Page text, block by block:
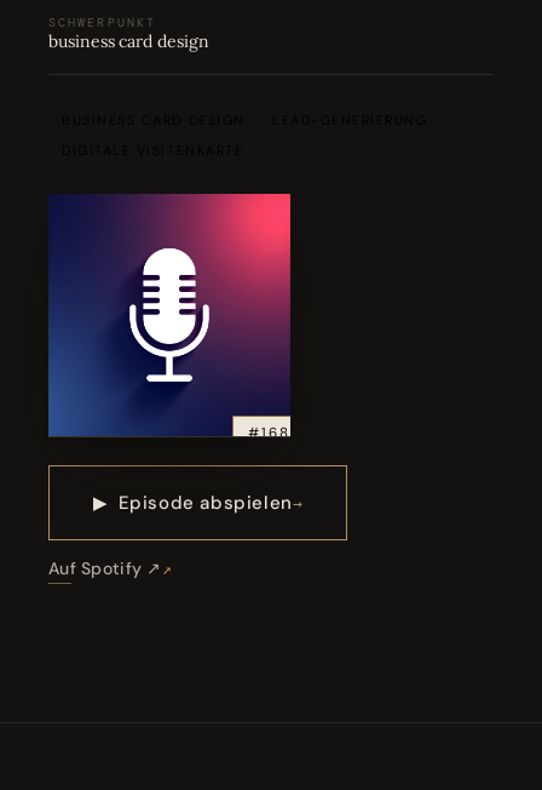
SCHWERPUNKT
business card design
#168
▶ Episode abspielen
Auf Spotify ↗